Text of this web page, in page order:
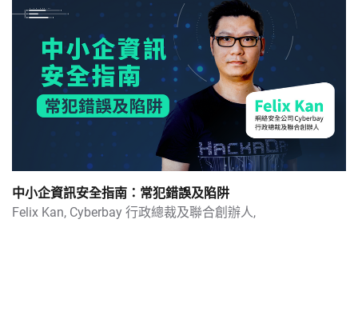
中小企資訊安全指南：如何挑選解決方案
外貿企業如何通過AI技術實現利潤260%增長
中小企資訊安全指南：三大基礎保護措施
中小企資訊安全指南：常犯錯誤及陷阱
中小企資訊安全指南：常犯錯誤及陷阱
Felix Kan, Cyberbay 行政總裁及聯合創辦人,